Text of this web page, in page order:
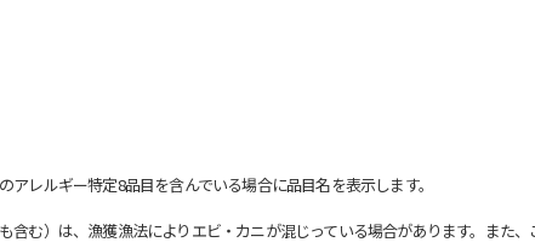
レルギー特定8品目を含んでいる場合に品目名を表示します。
む）は、漁獲漁法によりエビ・カニが混じっている場合があります。また